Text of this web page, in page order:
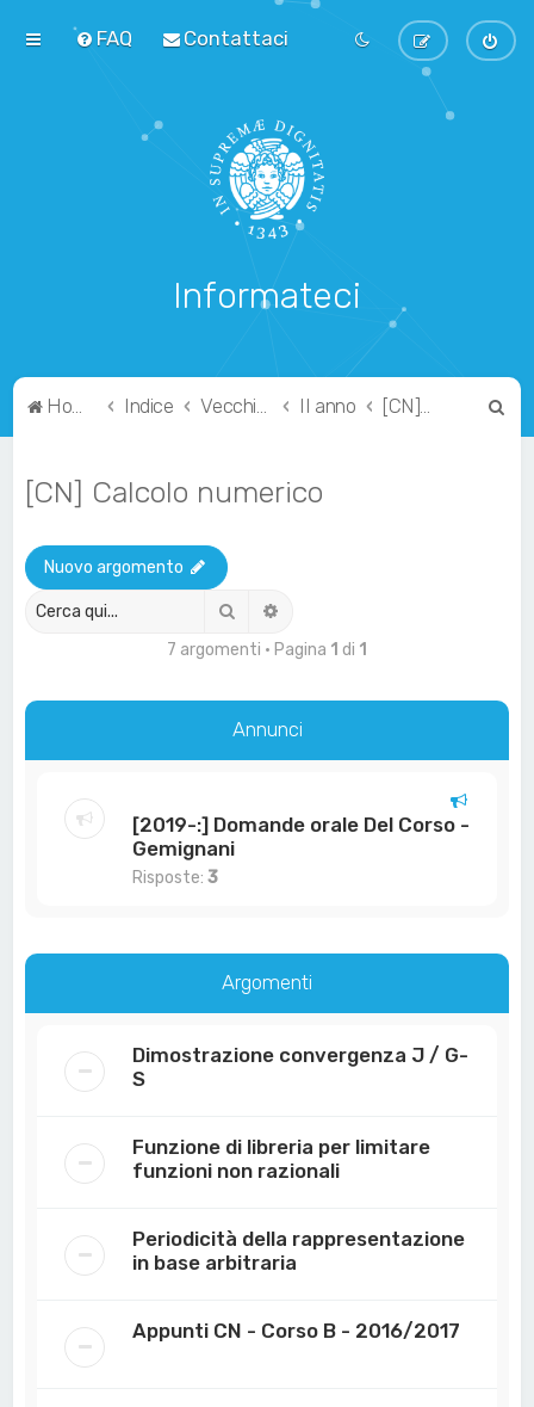
FAQ Contattaci
Informateci
Home Indice Vecchio Ordinamento II anno [CN] Calcolo numerico
[CN] Calcolo numerico
Nuovo argomento
Cerca
7 argomenti • Pagina 1 di 1
Annunci
[2019-:] Domande orale Del Corso -
Gemignani
Risposte:3
Argomenti
Dimostrazione convergenza J / G-
S
Funzione di libreria per limitare
funzioni non razionali
Periodicità della rappresentazione
in base arbitraria
Appunti CN - Corso B - 2016/2017